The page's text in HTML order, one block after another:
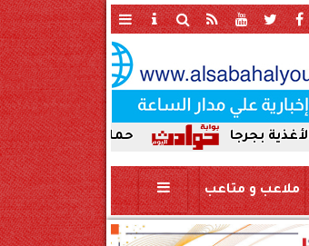
حملة صباحية مكبرة لإزالة
ملاعب و متاعب